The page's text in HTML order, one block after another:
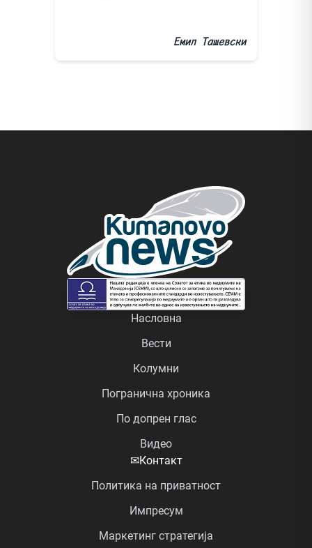
Емил Ташевски
Насловна
Вести
Колумни
Погранична хроника
По допрен глас
Видео
✉Контакт
Политика на приватност
Импресум
Маркетинг стратегија